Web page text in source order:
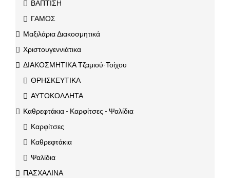
ΒΑΠΤΙΣΗ
ΓΑΜΟΣ
Μαξιλάρια Διακοσμητικά
Χριστουγεννιάτικα
ΔΙΑΚΟΣΜΗΤΙΚΑ Τζαμιού-Τοίχου
ΘΡΗΣΚΕΥΤΙΚΑ
ΑΥΤΟΚΟΛΛΗΤΑ
Καθρεφτάκια - Καρφίτσες - Ψαλίδια
Καρφίτσες
Καθρεφτάκια
Ψαλίδια
ΠΑΣΧΑΛΙΝΑ